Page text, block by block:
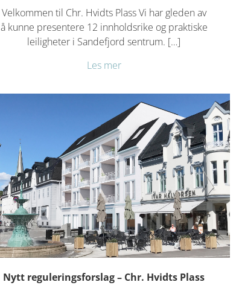
Velkommen til Chr. Hvidts Plass Vi har gleden av
å kunne presentere 12 innholdsrike og praktiske
leiligheter i Sandefjord sentrum. […]
Les mer
Nytt reguleringsforslag – Chr. Hvidts Plass